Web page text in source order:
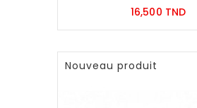
16,500 TNDPrix
Nouveau produit